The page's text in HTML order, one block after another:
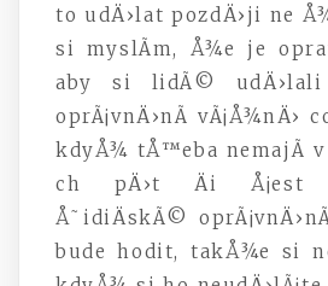
to udÄ›lat pozdÄ›ji ne
si myslÃ­m, Å¾e je
aby si lidÃ© udÄ›lali
oprÃ¡vnÄ›nÃ­ vÃ¡Å¾nÄ›
kdyÅ¾ tÅ™eba nemajÃ­
ch pÄ›t Äi Å¡est
Å˜idiÄskÃ©
bude hodit, takÅ¾e si